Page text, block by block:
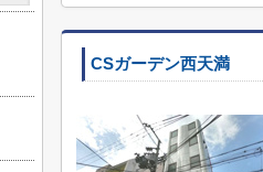
CSガーデン西天満